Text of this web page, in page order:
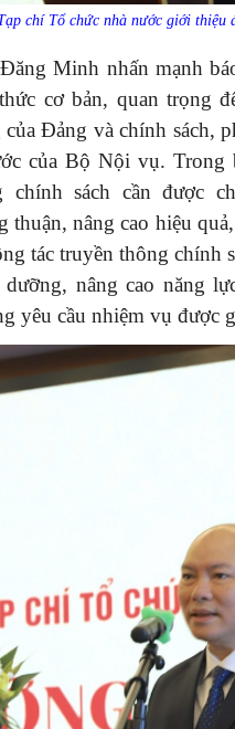
chí Tổ chức nhà nước giới thiệu
Minh nhấn mạnh
cơ bản, quan trọng
Đảng và chính sách,
của Bộ Nội vụ.
chính sách cần được
thuận, nâng cao hiệu
tác truyền thông chính
nâng cao năng
yêu cầu nhiệm vụ được